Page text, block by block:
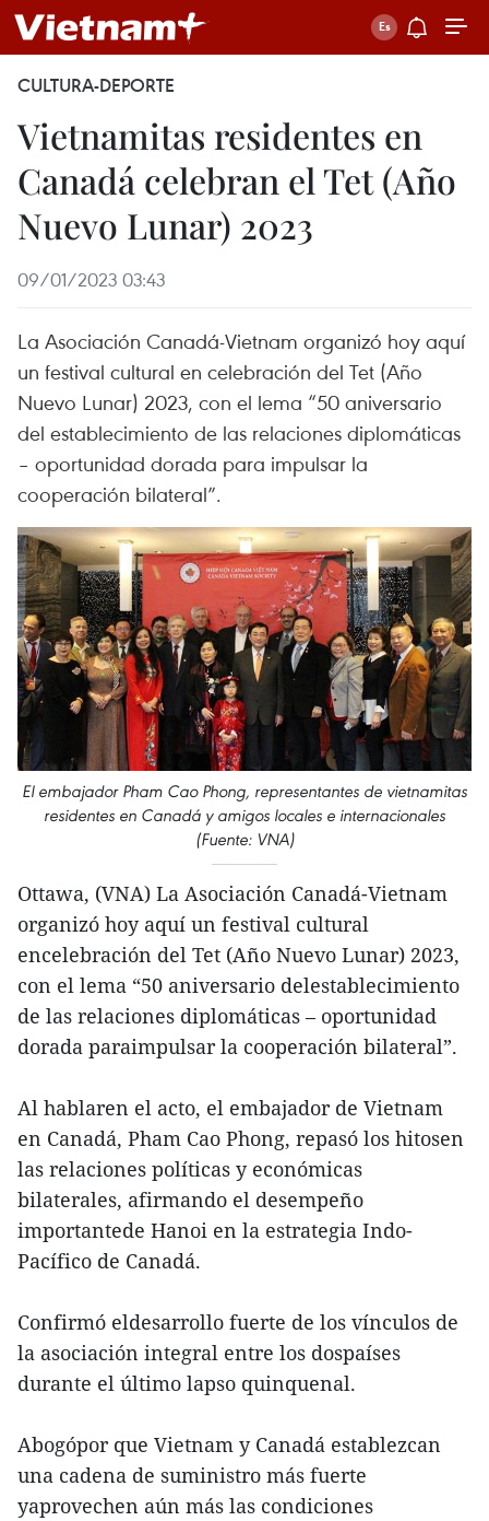
CULTURA-DEPORTE
Vietnamitas residentes en
Canadá celebran el Tet (Año
Nuevo Lunar) 2023
09/01/2023 03:43
La Asociación Canadá-Vietnam organizó hoy aquí
un festival cultural en celebración del Tet (Año
Nuevo Lunar) 2023, con el lema “50 aniversario
del establecimiento de las relaciones diplomáticas
– oportunidad dorada para impulsar la
cooperación bilateral”.
El embajador Pham Cao Phong, representantes de vietnamitas
residentes en Canadá y amigos locales e internacionales
(Fuente: VNA)
Ottawa, (VNA) La Asociación Canadá-Vietnam
organizó hoy aquí un festival cultural
encelebración del Tet (Año Nuevo Lunar) 2023,
con el lema “50 aniversario delestablecimiento
de las relaciones diplomáticas – oportunidad
dorada paraimpulsar la cooperación bilateral”.
Al hablaren el acto, el embajador de Vietnam
en Canadá, Pham Cao Phong, repasó los hitosen
las relaciones políticas y económicas
bilaterales, afirmando el desempeño
importantede Hanoi en la estrategia Indo-
Pacífico de Canadá.
Confirmó eldesarrollo fuerte de los vínculos de
la asociación integral entre los dospaíses
durante el último lapso quinquenal.
Abogópor que Vietnam y Canadá establezcan
una cadena de suministro más fuerte
yaprovechen aún más las condiciones